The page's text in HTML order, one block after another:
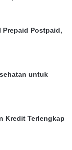
Prepaid Postpaid,
untuk
Kredit Terlengkap